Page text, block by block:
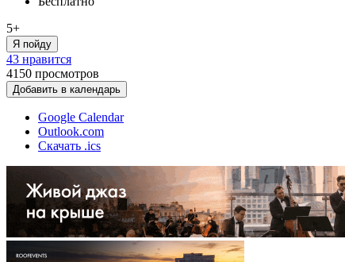
5+
Я пойду
43 нравится
4150 просмотров
Добавить в календарь
Google Calendar
Outlook.com
Скачать .ics